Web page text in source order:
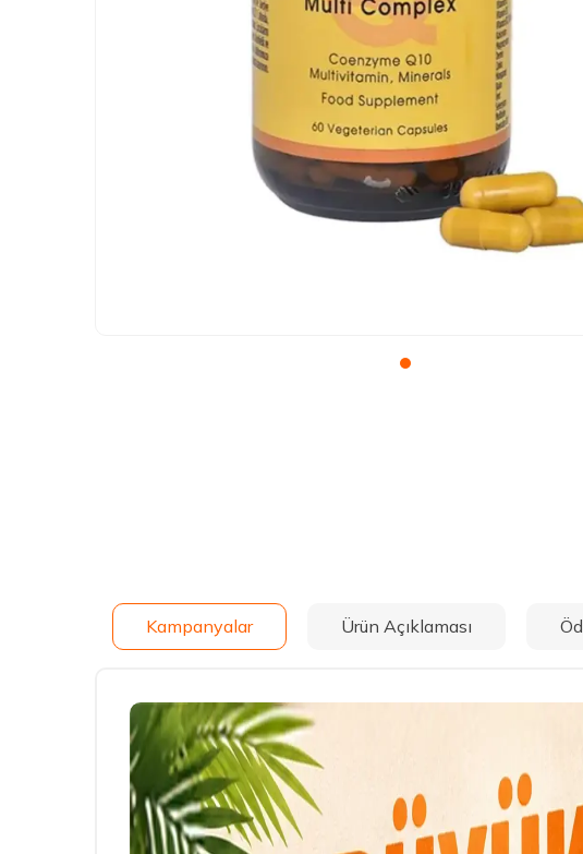
Kampanyalar Ürün Açıklaması